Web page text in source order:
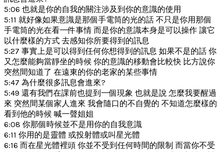
5:06 也就是你的自我的關注涉及到你的意識的使用
5:11 就好像如果意識是那個手電筒的光的話 不只是你用那個
手電筒的光在看一件事情 而是你的意識本身是可以操作 讓它
以什麼樣的方式 去感知你所要得到的訊息
5:27 事實上是可以得到任何你想得到的訊息 如果不是的話 你
又怎麼能夠當靜坐的時候 你的意識的移動會比較快 比方說你
突然間知道了 在遠東的你的老家的某些事情
5:47 為什麼很多訊息會進來?
5:49 還有我們在課前也提到一個現象 也就是說 怎麼我要醒過
來 突然間某個家人進來 我會隨口的不自覺的 不知道怎麼樣的
看到他的時候 喊一聲姐姐
6:08 你那個時候並不是用你的自我意識
6:11 你用的是靈體 或投射體或叫星光體
6:16 而在星光體裡頭 你並不受到任何時間的限制 而當你不受